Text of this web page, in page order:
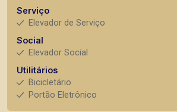
Serviço
Elevador de Serviço
Social
Elevador Social
Utilitários
Bicicletário
Portão Eletrônico